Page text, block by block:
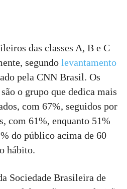
das classes A, B e C
segundo levantamento
pela CNN Brasil. Os
o grupo que dedica mais
com 67%, seguidos por
com 61%, enquanto 51%
do público acima de 60
hábito.
Sociedade Brasileira de